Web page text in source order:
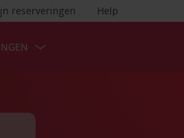
Help
reserveringen